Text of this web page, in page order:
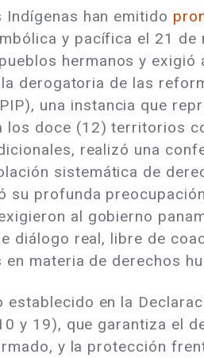
han emitido
y pacífica el 21
hermanos y exigió
derogatoria de las
una instancia que
los doce (12) territorios
realizó una
sistemática de
profunda
al gobierno
real, libre de
materia de derechos
en la
y 19), que garantiza el
y la protección